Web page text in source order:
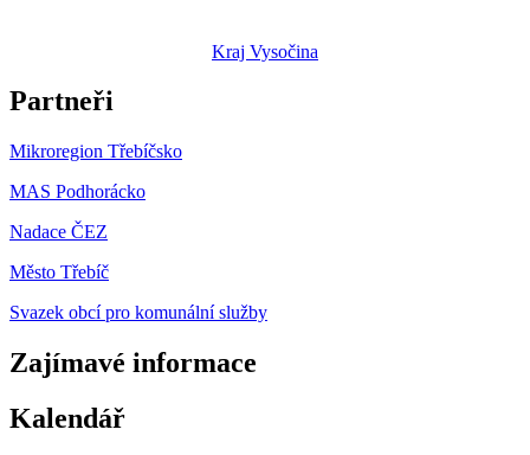
Kraj Vysočina
Partneři
Mikroregion Třebíčsko
MAS Podhorácko
Nadace ČEZ
Město Třebíč
Svazek obcí pro komunální služby
Zajímavé informace
Kalendář